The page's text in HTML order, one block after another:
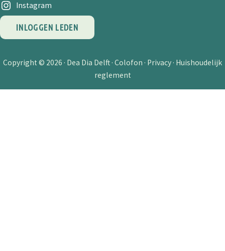
Instagram
INLOGGEN LEDEN
Copyright © 2026 · Dea Dia Delft · Colofon · Privacy · Huishoudelijk
reglement